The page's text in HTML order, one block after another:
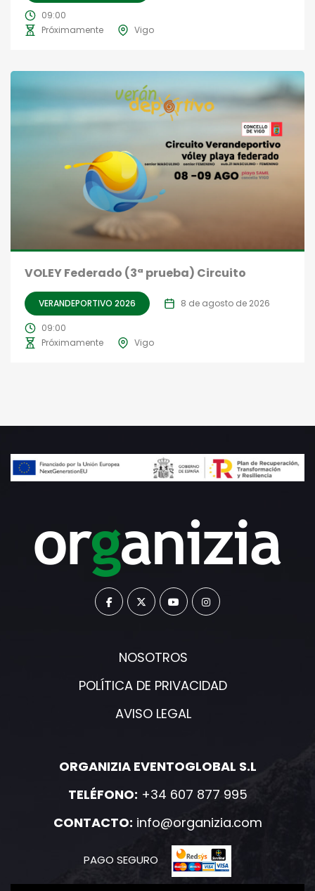
09:00
Próximamente
Vigo
VOLEY Federado (3ª prueba) Circuito
VERANDEPORTIVO 2026 8 de agosto de 2026
09:00
Próximamente
Vigo
NOSOTROS
POLÍTICA DE PRIVACIDAD
AVISO LEGAL
ORGANIZIA EVENTOGLOBAL S.L
TELÉFONO: +34 607 877 995
CONTACTO: info@organizia.com
PAGO SEGURO